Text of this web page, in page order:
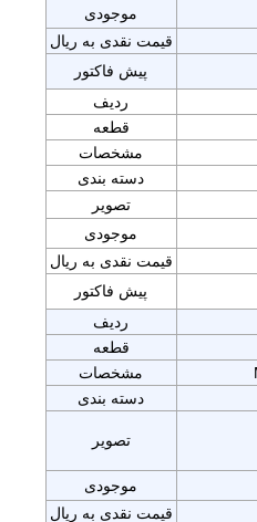
موجودی
قیمت نقدی به ریال
پیش فاکتور
ردیف
قطعه
مشخصات
دسته بندی
تصویر
موجودی
قیمت نقدی به ریال
پیش فاکتور
ردیف
قطعه
مشخصات
دسته بندی
تصویر
موجودی
قیمت نقدی به ریال